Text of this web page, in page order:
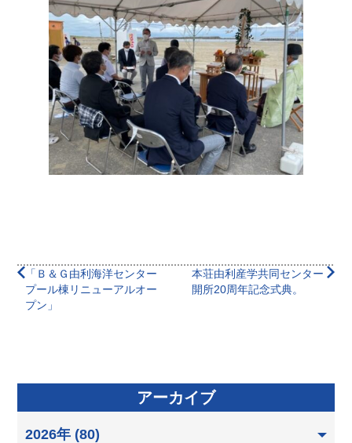
「Ｂ＆Ｇ由利海洋センター
プール棟リニューアルオー
プン」
本荘由利産学共同センター
開所20周年記念式典。
アーカイブ
2026年 (80)